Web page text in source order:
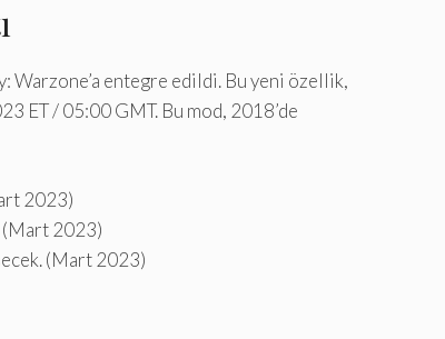
Warzone’a entegre edildi. Bu yeni özellik,
ET / 05:00 GMT. Bu mod, 2018’de
2023)
(Mart 2023)
(Mart 2023)